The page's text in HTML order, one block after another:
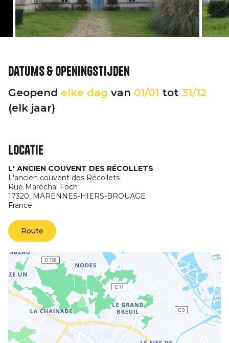
Datums & openingstijden
Geopend elke dag van 01/01 tot 31/12
(elk jaar)
Locatie
L' ANCIEN COUVENT DES RÉCOLLETS
L'ancien couvent des Récollets
Rue Maréchal Foch
17320, MARENNES-HIERS-BROUAGE
France
Route